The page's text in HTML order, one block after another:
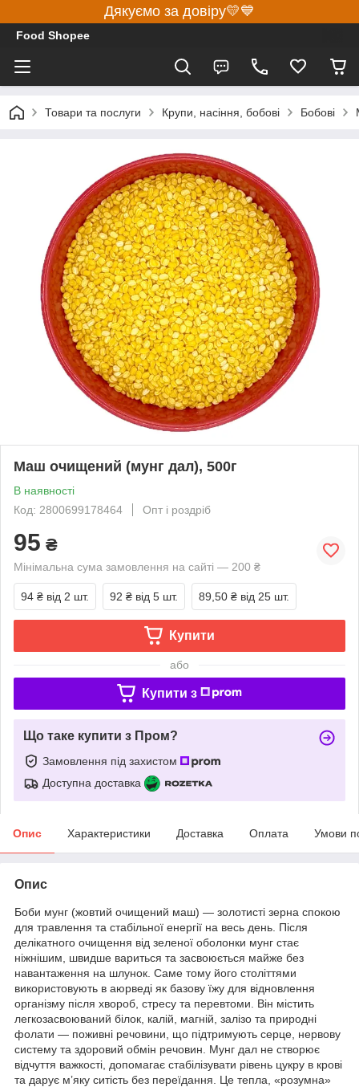
Дякуємо за довіру💛💙
Food Shopee
Товари та послуги Крупи, насіння, бобові Бобові
Маш очищений (мунг дал), 500г
В наявності
Код: 2800699178464
Опт і роздріб
95 ₴
Мінімальна сума замовлення на сайті — 200 ₴
94 ₴ від 2 шт. 92 ₴ від 5 шт. 89,50 ₴ від 25 шт.
Купити
або
Купити з
Що таке купити з Пром?
Замовлення під захистом
Доступна доставка
Опис Характеристики Доставка Оплата Умови
Опис
Боби мунг (жовтий очищений маш) — золотисті зерна спокою
для травлення та стабільної енергії на весь день. Після
делікатного очищення від зеленої оболонки мунг стає
ніжнішим, швидше вариться та засвоюється майже без
навантаження на шлунок. Саме тому його століттями
використовують в аюрведі як базову їжу для відновлення
організму після хвороб, стресу та перевтоми. Він містить
легкозасвоюваний білок, калій, магній, залізо та природні
фолати — поживні речовини, що підтримують серце, нервову
систему та здоровий обмін речовин. Мунг дал не створює
відчуття важкості, допомагає стабілізувати рівень цукру в крові
та дарує м’яку ситість без переїдання. Це тепла, «розумна»